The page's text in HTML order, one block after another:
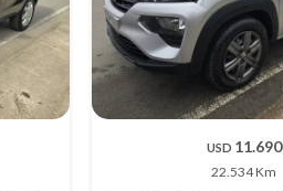
USD 11.690
22.534 Km